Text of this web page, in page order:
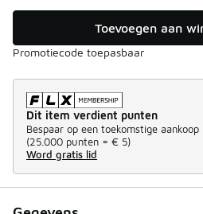
Toevoegen aan
Promotiecode toepasbaar
Dit item verdient punten
Bespaar op een toekomstige aankoop
(25.000 punten = € 5)
Word gratis lid